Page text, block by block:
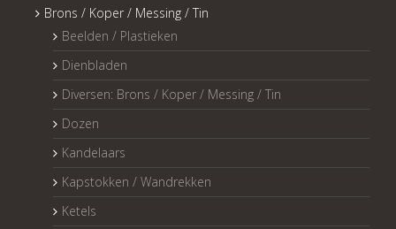
Brons / Koper / Messing / Tin
Beelden / Plastieken
Dienbladen
Diversen: Brons / Koper / Messing / Tin
Dozen
Kandelaars
Kapstokken / Wandrekken
Ketels